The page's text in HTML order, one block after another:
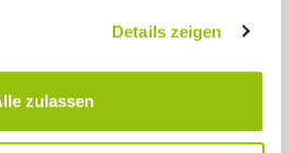
Details zeigen
zulassen